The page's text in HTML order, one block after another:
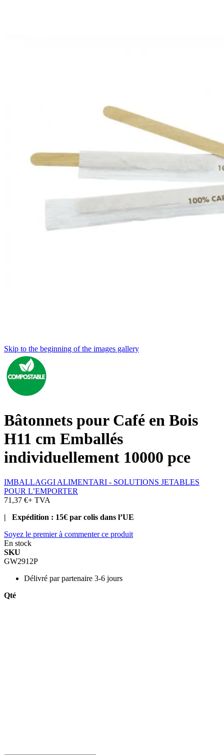
Skip to the beginning of the images gallery
Bâtonnets pour Café en Bois
H11 cm Emballés
individuellement 10000 pce
IMBALLAGGI ALIMENTARI - SOLUTIONS JETABLES
POUR L’EMPORTER
71,37 €+ TVA
| Expédition : 15€ par colis dans l’UE
Soyez le premier à commenter ce produit
En stock
SKU
GW2912P
Délivré par partenaire 3-6 jours
Qté